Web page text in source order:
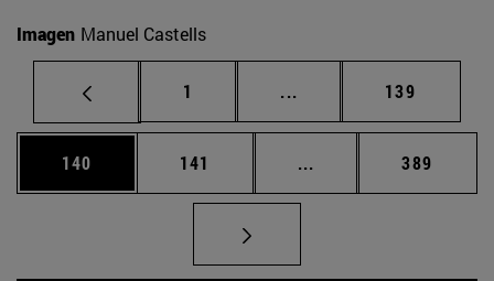
Imagen Manuel Castells
Página
1 ... Páginas intermedias
Página
139
Página
140 Página
141 ... Páginas intermedias
Página
389